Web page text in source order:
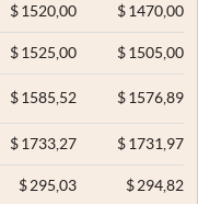
$ 1520,00 $1470,00
$ 1525,00 $1505,00
$ 1585,52 $1576,89
$ 1733,27 $1731,97
$ 295,03 $294,82